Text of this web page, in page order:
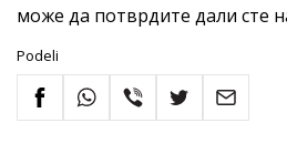
може да потврдите дали сте
Podeli